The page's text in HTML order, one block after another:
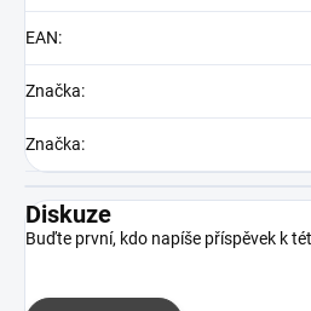
EAN:
Značka:
Značka:
Diskuze
Buďte první, kdo napíše příspěvek k